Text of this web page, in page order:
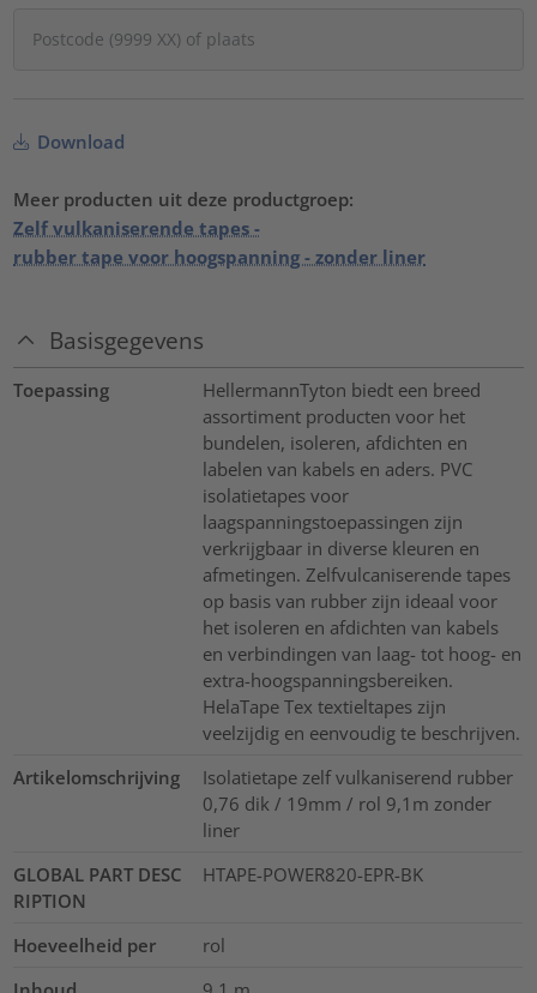
Download
Meer producten uit deze productgroep:
Zelf vulkaniserende tapes -
rubber tape voor hoogspanning - zonder liner
Basisgegevens
Toepassing
HellermannTyton biedt een breed
assortiment producten voor het
bundelen, isoleren, afdichten en
labelen van kabels en aders. PVC
isolatietapes voor
laagspanningstoepassingen zijn
verkrijgbaar in diverse kleuren en
afmetingen. Zelfvulcaniserende tapes
op basis van rubber zijn ideaal voor
het isoleren en afdichten van kabels
en verbindingen van laag- tot hoog- en
extra-hoogspanningsbereiken.
HelaTape Tex textieltapes zijn
veelzijdig en eenvoudig te beschrijven.
Artikelomschrijving
Isolatietape zelf vulkaniserend rubber
0,76 dik / 19mm / rol 9,1m zonder
liner
GLOBAL PART DESC
RIPTION
HTAPE-POWER820-EPR-BK
Hoeveelheid per
rol